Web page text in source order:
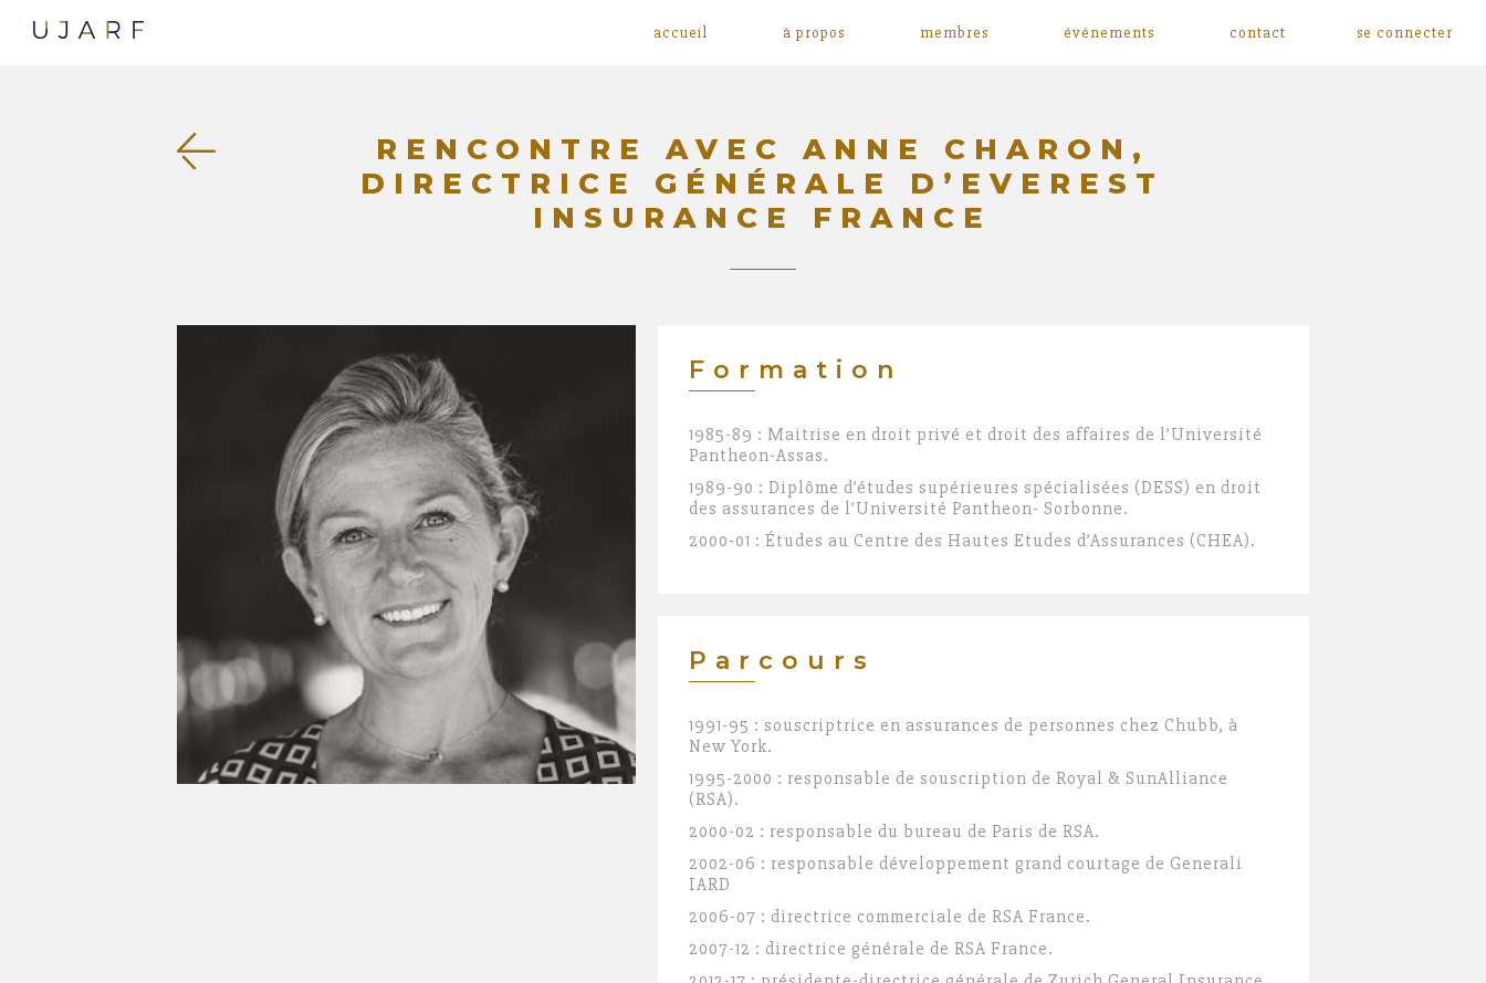
accueil à propos membres événements contact se connecter
RENCONTRE AVEC ANNE CHARON,
DIRECTRICE GÉNÉRALE D’EVEREST
INSURANCE FRANCE
Formation
1985-89 : Maitrise en droit privé et droit des affaires de l’Université
Pantheon-Assas.
1989-90 : Diplôme d’études supérieures spécialisées (DESS) en droit
des assurances de l’Université Pantheon- Sorbonne.
2000-01 : Études au Centre des Hautes Etudes d’Assurances (CHEA).
Parcours
1991-95 : souscriptrice en assurances de personnes chez Chubb, à
New York.
1995-2000 : responsable de souscription de Royal & SunAlliance
(RSA).
2000-02 : responsable du bureau de Paris de RSA.
2002-06 : responsable développement grand courtage de Generali
IARD
2006-07 : directrice commerciale de RSA France.
2007-12 : directrice générale de RSA France.